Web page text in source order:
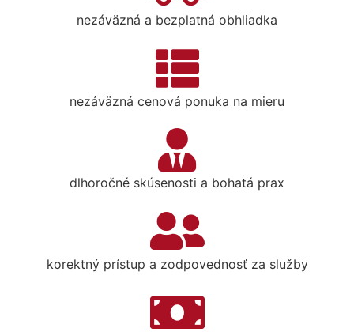
nezáväzná a bezplatná obhliadka
nezáväzná cenová ponuka na mieru
dlhoročné skúsenosti a bohatá prax
korektný prístup a zodpovednosť za služby